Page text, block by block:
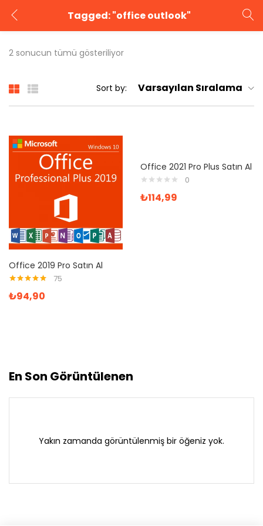
Tagged: "office outlook"
GIRIŞ YAP
Beni Hatırla
2 sonucun tümü gösteriliyor
Sort by: Varsayılan Sıralama
Office 2019 Pro Satın Al
5.00oy aldı
75
₺94,90
Office 2021 Pro Plus Satın Al
0
₺114,99
En Son Görüntülenen
Yakın zamanda görüntülenmiş bir öğeniz yok.